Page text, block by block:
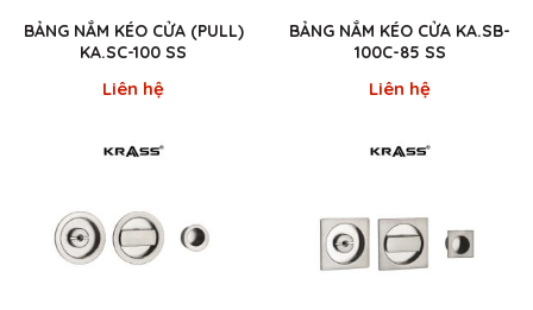
BẢNG NẮM KÉO CỬA (PULL)
KA.SC-100 SS
Liên hệ
BẢNG NẮM KÉO CỬA KA.SB-
100C-85 SS
Liên hệ